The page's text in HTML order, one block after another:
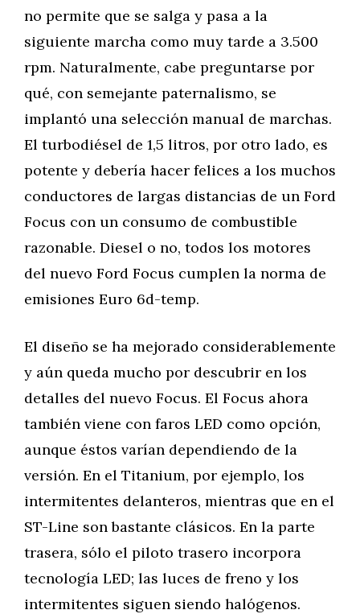
no permite que se salga y pasa a la
siguiente marcha como muy tarde a 3.500
rpm. Naturalmente, cabe preguntarse por
qué, con semejante paternalismo, se
implantó una selección manual de marchas.
El turbodiésel de 1,5 litros, por otro lado, es
potente y debería hacer felices a los muchos
conductores de largas distancias de un Ford
Focus con un consumo de combustible
razonable. Diesel o no, todos los motores
del nuevo Ford Focus cumplen la norma de
emisiones Euro 6d-temp.
El diseño se ha mejorado considerablemente
y aún queda mucho por descubrir en los
detalles del nuevo Focus. El Focus ahora
también viene con faros LED como opción,
aunque éstos varían dependiendo de la
versión. En el Titanium, por ejemplo, los
intermitentes delanteros, mientras que en el
ST-Line son bastante clásicos. En la parte
trasera, sólo el piloto trasero incorpora
tecnología LED; las luces de freno y los
intermitentes siguen siendo halógenos.